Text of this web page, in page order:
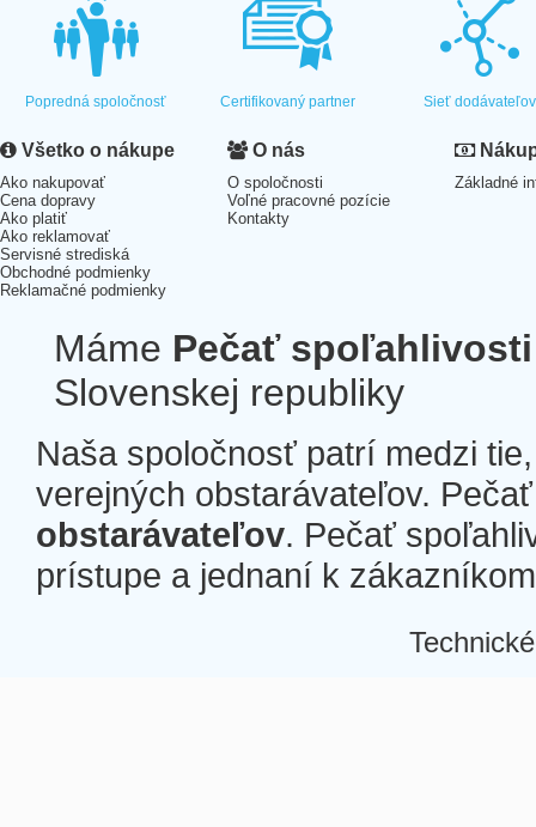
Popredná spoločnosť Certifikovaný partner Sieť dodávateľov
Všetko o nákupe
Ako nakupovať
Cena dopravy
Ako platiť
Ako reklamovať
Servisné strediská
Obchodné podmienky
Reklamačné podmienky
O nás
O spoločnosti
Voľné pracovné pozície
Kontakty
Základné
Máme Pečať spoľahlivosti
Slovenskej republiky
Naša spoločnosť patrí medzi
verejných obstarávateľov.
obstarávateľov. Pečať
prístupe a jednaní k